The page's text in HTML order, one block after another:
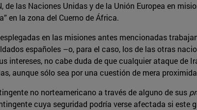
las Naciones Unidas y de la Unión Europea en
en la zona del Cuerno de África.
en las misiones antes mencionadas
españoles –o, para el caso, los de las otras
no cabe duda de que cualquier ataque de
aunque sólo sea por una cuestión de mera
no norteamericano a través de alguno de sus
cuya seguridad podría verse afectada si este